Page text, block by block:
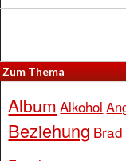
Zum Thema
Album Alkohol
Beziehung